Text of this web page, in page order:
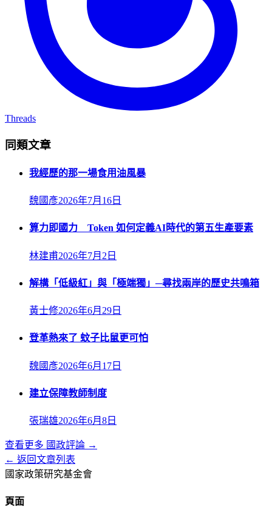
Threads
同類文章
我經歷的那一場食用油風暴
魏國彥2026年7月16日
算力即國力 Token 如何定義AI時代的第五生產要素
林建甫2026年7月2日
解構「低級紅」與「極端獨」─尋找兩岸的歷史共鳴箱
黃士修2026年6月29日
登革熱來了 蚊子比鼠更可怕
魏國彥2026年6月17日
建立保障教師制度
張瑞雄2026年6月8日
查看更多 國政評論 →
← 返回文章列表
國家政策研究基金會
頁面